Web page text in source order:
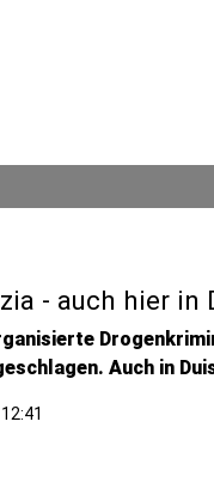
- auch hier in
Auch in